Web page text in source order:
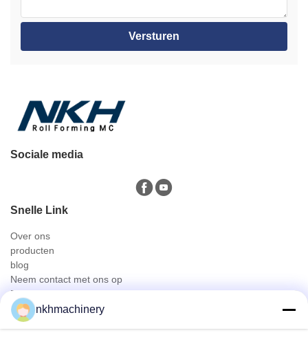
Versturen
Sociale media
Snelle Link
Over ons
producten
blog
Neem contact met ons op
Producten
Dakpaneel rolvormen machine
nkhmachinery